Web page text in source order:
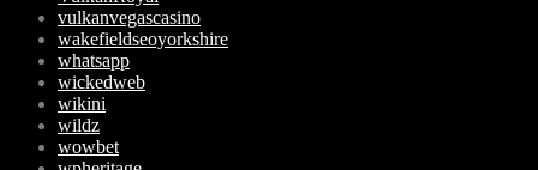
vulkanvegascasino
wakefieldseoyorkshire
whatsapp
wickedweb
wikini
wildz
wowbet